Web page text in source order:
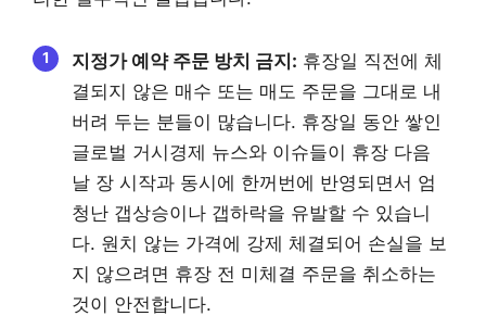
지정가 예약 주문 방치 금지: 휴장일 직전에 체
결되지 않은 매수 또는 매도 주문을 그대로 내
버려 두는 분들이 많습니다. 휴장일 동안 쌓인
글로벌 거시경제 뉴스와 이슈들이 휴장 다음
날 장 시작과 동시에 한꺼번에 반영되면서 엄
청난 갭상승이나 갭하락을 유발할 수 있습니
다. 원치 않는 가격에 강제 체결되어 손실을 보
지 않으려면 휴장 전 미체결 주문을 취소하는
것이 안전합니다.